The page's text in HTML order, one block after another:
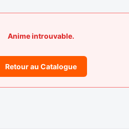
Anime introuvable.
Retour au Catalogue